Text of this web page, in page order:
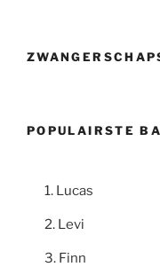
POPULAIRSTE
Lucas
Levi
Finn